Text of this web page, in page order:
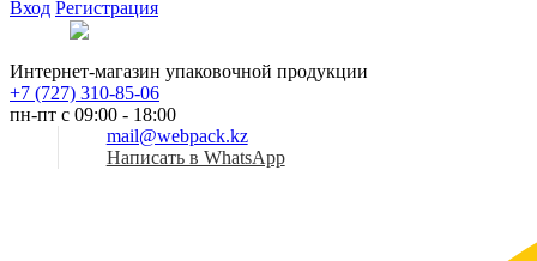
Вход Регистрация
Интернет-магазин упаковочной продукции
+7 (727) 310-85-06
пн-пт с 09:00 - 18:00
mail@webpack.kz
Написать в WhatsApp